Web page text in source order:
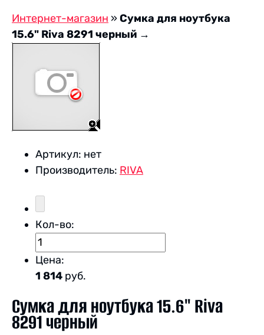
Интернет-магазин »Сумка для ноутбука
15.6" Riva 8291 черный →
Артикул: нет
Производитель: RIVA
Кол-во:
Цена:
1 814 руб.
Сумка для ноутбука 15.6" Riva
8291 черный